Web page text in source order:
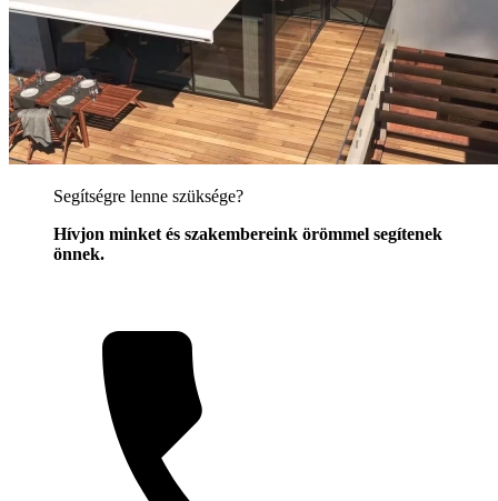
Segítségre lenne szüksége?
Hívjon minket és szakembereink örömmel segítenek
önnek.